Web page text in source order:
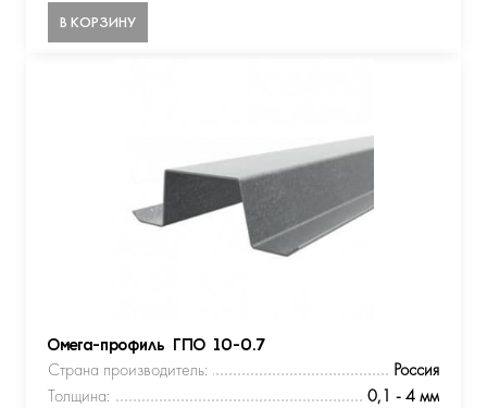
В КОРЗИНУ
Омега-профиль ГПО 10-0.7
Страна производитель:
Россия
Толщина:
0,1 - 4 мм